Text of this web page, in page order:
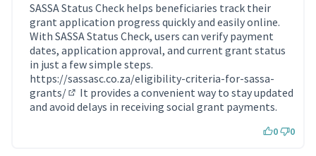
SASSA Status Check helps beneficiaries track their
grant application progress quickly and easily online.
With SASSA Status Check, users can verify payment
dates, application approval, and current grant status
in just a few simple steps.
https://sassasc.co.za/eligibility-criteria-for-sassa-
grants/
(Lien externe)
It provides a convenient way to stay updated
and avoid delays in receiving social grant payments.
0 0